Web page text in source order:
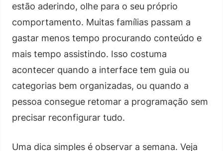
estão aderindo, olhe para o seu próprio
comportamento. Muitas famílias passam a
gastar menos tempo procurando conteúdo e
mais tempo assistindo. Isso costuma
acontecer quando a interface tem guia ou
categorias bem organizadas, ou quando a
pessoa consegue retomar a programação sem
precisar reconfigurar tudo.
Uma dica simples é observar a semana. Veja